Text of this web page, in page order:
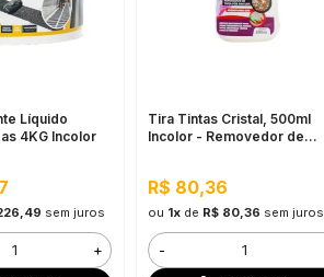
Líquido
4KG Incolor
sem juros
+
Tira Tintas Cristal, 500ml
Incolor - Removedor de
R$ 80,36
ou 1x de R$ 80,36 sem juros
-